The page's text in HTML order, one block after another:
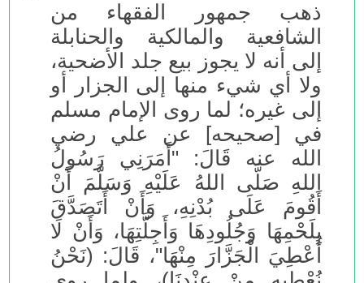
ذهب جمهور الفقهاء من
الشافعية والمالكية والحنابلة
إلى أنه لا يجوز بيع جلد الأضحية،
ولا أي شيء منها إلى الجزار أو
إلى غيره؛ لما روى الإمام مسلم
في [صحيحه] عن علي رضي
الله عنه قَالَ: "أَمَرَنِي رَسُولُ
اللهِ صَلَّى اللهُ عَلَيْهِ وَسَلَّمَ أَنْ
أَقُومَ عَلَى بُدْنِهِ، وَأَنْ أَتَصَدَّقَ
بِلَحْمِهَا وَجُلُودِهَا وَأَجِلَّتِهَا، وَأَنْ لَا
أُعْطِيَ الْجَزَّارَ مِنْهَا"، قَالَ: (نَحْنُ